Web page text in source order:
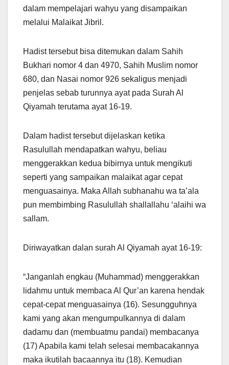
dalam mempelajari wahyu yang disampaikan
melalui Malaikat Jibril.
Hadist tersebut bisa ditemukan dalam Sahih
Bukhari nomor 4 dan 4970, Sahih Muslim nomor
680, dan Nasai nomor 926 sekaligus menjadi
penjelas sebab turunnya ayat pada Surah Al
Qiyamah terutama ayat 16-19.
Dalam hadist tersebut dijelaskan ketika
Rasulullah mendapatkan wahyu, beliau
menggerakkan kedua bibirnya untuk mengikuti
seperti yang sampaikan malaikat agar cepat
menguasainya. Maka Allah subhanahu wa ta’ala
pun membimbing Rasulullah shallallahu ‘alaihi wa
sallam.
Diriwayatkan dalan surah Al Qiyamah ayat 16-19:
“Janganlah engkau (Muhammad) menggerakkan
lidahmu untuk membaca Al Qur’an karena hendak
cepat-cepat menguasainya (16). Sesungguhnya
kami yang akan mengumpulkannya di dalam
dadamu dan (membuatmu pandai) membacanya
(17) Apabila kami telah selesai membacakannya
maka ikutilah bacaannya itu (18). Kemudian